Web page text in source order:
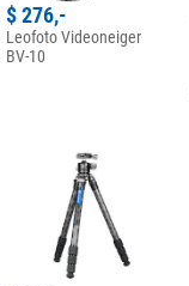
$ 276,-
Leofoto Videoneiger
BV-10